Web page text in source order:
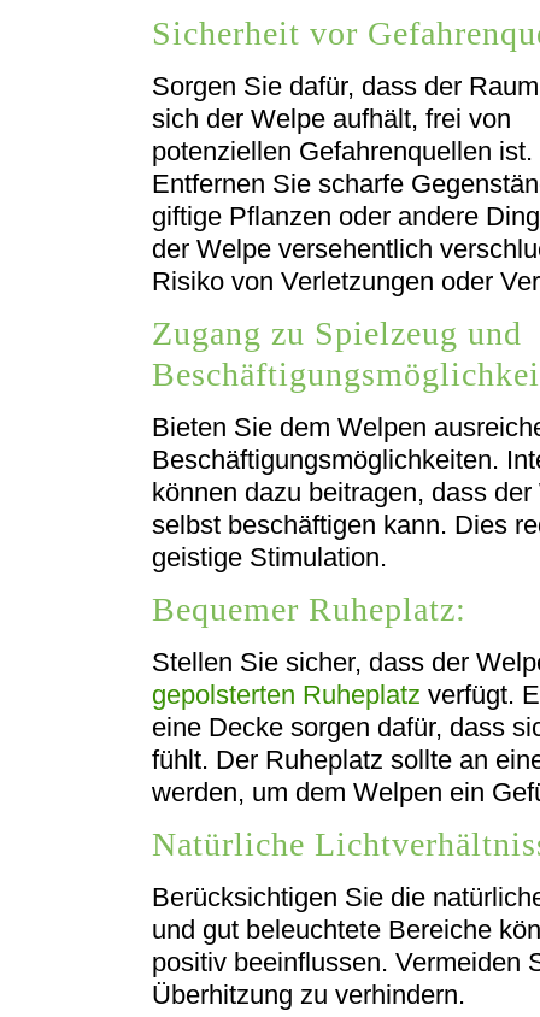
Sicherheit vor
Sorgen Sie dafür, dass der
sich der Welpe aufhält, frei von
potenziellen Gefahrenquellen ist.
Entfernen Sie scharfe
giftige Pflanzen oder andere
der Welpe versehentlich
Risiko von Verletzungen oder
Zugang zu Spielzeug und
Bieten Sie dem Welpen
Beschäftigungsmöglichkeiten.
können dazu beitragen, dass
selbst beschäftigen kann. Dies
geistige Stimulation.
Bequemer Ruheplatz:
Stellen Sie sicher, dass der
gepolsterten Ruheplatz verfügt.
eine Decke sorgen dafür, dass
fühlt. Der Ruheplatz sollte an
werden, um dem Welpen ein
Natürliche
Berücksichtigen Sie die
und gut beleuchtete Bereiche
positiv beeinflussen. Vermeiden
Überhitzung zu verhindern.